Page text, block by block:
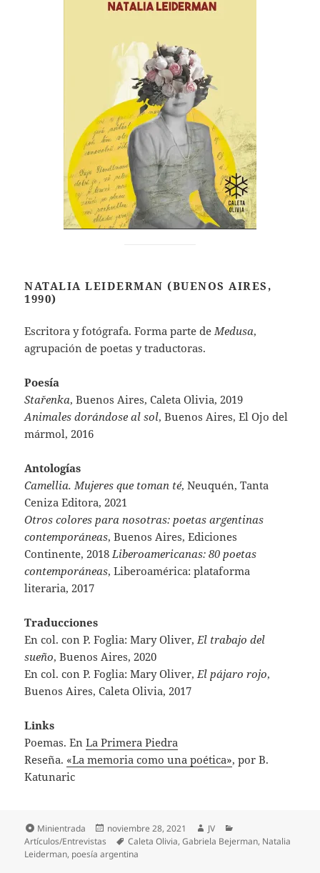
NATALIA LEIDERMAN (BUENOS AIRES,
1990)
Escritora y fotógrafa. Forma parte deMedusa,
agrupación de poetas y traductoras.
Poesía
Stařenka, Buenos Aires, Caleta Olivia, 2019
Animales dorándose al sol, Buenos Aires, El Ojo del
mármol, 2016
Antologías
Camellia. Mujeres que toman té, Neuquén, Tanta
Ceniza Editora, 2021
Otros colores para nosotras: poetas argentinas
contemporáneas, Buenos Aires, Ediciones
Continente, 2018Liberoamericanas: 80 poetas
contemporáneas, Liberoamérica: plataforma
literaria, 2017
Traducciones
En col. con P. Foglia: Mary Oliver,El trabajo del
sueño, Buenos Aires, 2020
En col. con P. Foglia: Mary Oliver,El pájaro rojo,
Buenos Aires, Caleta Olivia, 2017
Links
Poemas. EnLa Primera Piedra
Reseña. «La memoria como una poética», por B.
Katunaric
Formato
Minientrada
Publicado
noviembre 28, 2021 Autor
JV
Artículos/Entrevistas
Etiquetas
Caleta Olivia,Gabriela Bejerman, Natalia
Leiderman, poesía argentina